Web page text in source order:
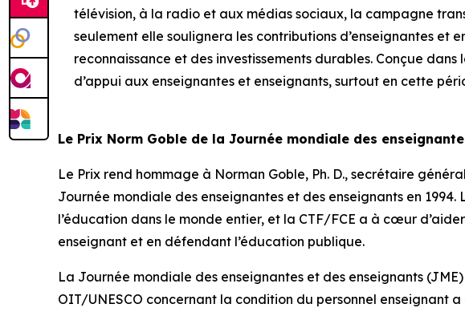
télévision, à la radio et aux médias sociaux, la campagne
seulement elle soulignera les contributions d’enseignantes et
reconnaissance et des investissements durables. Conçue
d’appui aux enseignantes et enseignants, surtout en cette
Le Prix Norm Goble de la Journée mondiale des
Le Prix rend hommage à Norman Goble, Ph. D., secrétaire
Journée mondiale des enseignantes et des enseignants en
l’éducation dans le monde entier, et la CTF/FCE a à cœur
enseignant et en défendant l’éducation publique.
La Journée mondiale des enseignantes et des enseignants
OIT/UNESCO concernant la condition du personnel enseignant